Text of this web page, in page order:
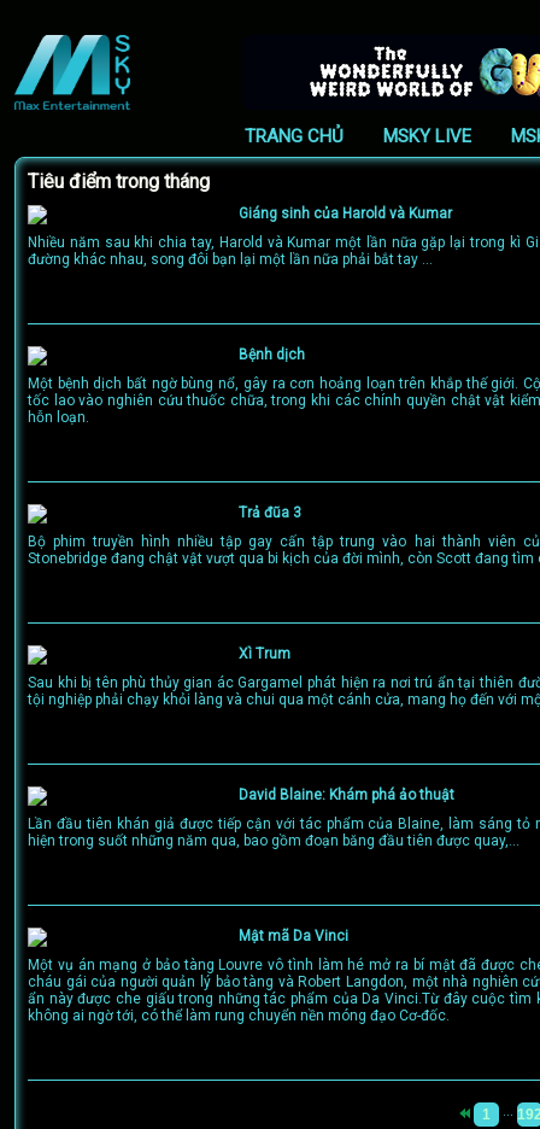
TRANG CHỦ MSKY LIVE
Tiêu điểm trong tháng
Giáng sinh của Harold và Kumar
Nhiều năm sau khi chia tay, Harold và Kumar một lần nữa gặp lại trong kì
đường khác nhau, song đôi bạn lại một lần nữa phải bắt tay ...
Bệnh dịch
Một bệnh dịch bất ngờ bùng nổ, gây ra cơn hoảng loạn trên khắp thế giới.
tốc lao vào nghiên cứu thuốc chữa, trong khi các chính quyền chật vật
hỗn loạn.
Trả đũa 3
Bộ phim truyền hình nhiều tập gay cấn tập trung vào hai thành viên
Stonebridge đang chật vật vượt qua bi kịch của đời mình, còn Scott đang
Xì Trum
Sau khi bị tên phù thủy gian ác Gargamel phát hiện ra nơi trú ẩn tại thiên
tội nghiệp phải chạy khỏi làng và chui qua một cánh cửa, mang họ đến với
David Blaine: Khám phá ảo thuật
Lần đầu tiên khán giả được tiếp cận với tác phẩm của Blaine, làm sáng tỏ
hiện trong suốt những năm qua, bao gồm đoạn băng đầu tiên được quay,...
Mật mã Da Vinci
Một vụ án mạng ở bảo tàng Louvre vô tình làm hé mở ra bí mật đã được
cháu gái của người quản lý bảo tàng và Robert Langdon, một nhà nghiên
ẩn này được che giấu trong những tác phẩm của Da Vinci.Từ đây cuộc tìm
không ai ngờ tới, có thể làm rung chuyển nền móng đạo Cơ-đốc.
1 ...